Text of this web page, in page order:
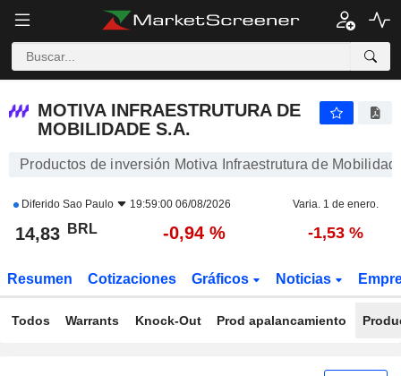
MOTIVA INFRAESTRUTURA DE
MOBILIDADE S.A.
Productos de inversión Motiva Infraestrutura de
Diferido Sao Paulo 19:59:00 06/08/2026 Varia. 1 de enero.
14,83 BRL -0,94 % -1,53 %
Resumen Cotizaciones Gráficos Noticias
Todos Warrants Knock-Out Prod apalancamiento